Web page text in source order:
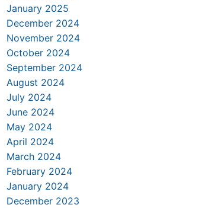
January 2025
December 2024
November 2024
October 2024
September 2024
August 2024
July 2024
June 2024
May 2024
April 2024
March 2024
February 2024
January 2024
December 2023